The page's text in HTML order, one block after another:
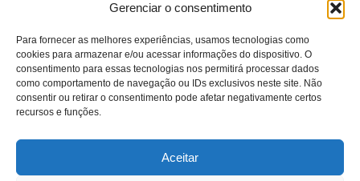
Gerenciar o consentimento
Para fornecer as melhores experiências, usamos tecnologias como
cookies para armazenar e/ou acessar informações do dispositivo. O
consentimento para essas tecnologias nos permitirá processar dados
como comportamento de navegação ou IDs exclusivos neste site. Não
consentir ou retirar o consentimento pode afetar negativamente certos
recursos e funções.
Aceitar
ESPIRITUALIDADE &
Portal 8/8: A Chave Para
Receber Os Códigos De
Sírius
ESPIRITUALIDADE &
ENERGIA
Pressione Seu Terceiro Olho